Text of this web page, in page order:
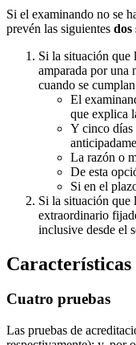
Si el examinando no se
prevén las siguientes dos
Si la situación que
amparada por una
cuando se
El
que explica
Y cinco días
La razón o
De esta
Si en el
Si la situación que
extraordinario
inclusive desde el
Características
Cuatro pruebas
Las pruebas de